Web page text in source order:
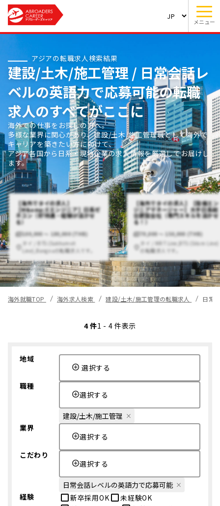
メニュー
アジアの転職求人検索結果
建設/土木/施工管理 / 日常会話レ
ベルの英語力で応募可能の転職
求人のすべてがここに
海外での仕事をお探しの方へ。
多様な業界に関心があり、建設/土木/施工管理職として海外で
キャリアを築きたい方に向けて、
アジア各国から日系・現地企業の求人情報を厳選してお届けし
ます。
【海外でタイの求人】
【M&amp;Eエンジニア】日系ゼ
ネコン（好待遇・経験が活かせ
る）
100,000 〜 180,000 (THB)
タイ / BTS (Sukhumvit
Line),Bangnaの転職求人です。
【海外でタイの求人】【設備エン
ジニアマネージャー】大手日系総
合建設会社（専門スキルを活かせ
る！）
70,000 〜 150,000 (THB)
タイ / MRT Line,BTS (Silom Line)
の転職求人です。
海外就職TOP 海外求人検索 建設/土木/施工管理の転職求人 日常
4 件1 - 4 件表示
地域
選択する
職種
選択する
建設/土木/施工管理
業界
選択する
こだわり
選択する
日常会話レベルの英語力で応募可能
経験
新卒採用OK
未経験OK